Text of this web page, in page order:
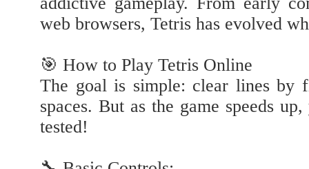
web browsers, Tetris has evolved
🎯 How to Play Tetris Online
The goal is simple: clear lines
spaces. But as the game speeds
tested!